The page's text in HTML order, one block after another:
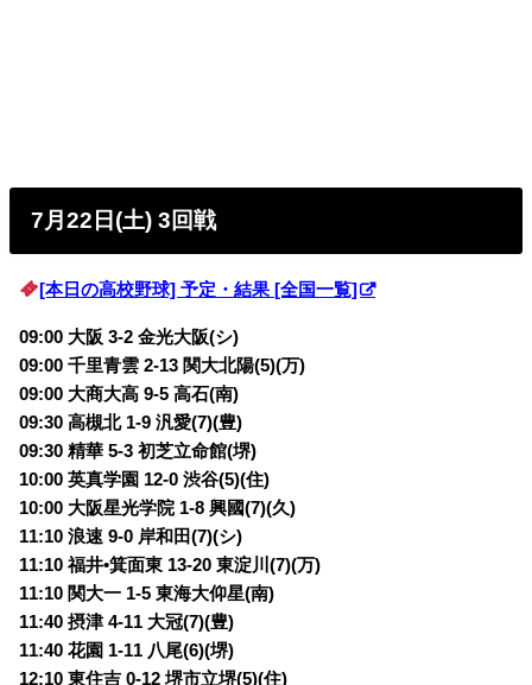
7月22日(土) 3回戦
[本日の高校野球] 予定・結果 [全国一覧]
09:00 大阪 3-2 金光大阪(シ)
09:00 千里青雲 2-13 関大北陽(5)(万)
09:00 大商大高 9-5 高石(南)
09:30 高槻北 1-9 汎愛(7)(豊)
09:30 精華 5-3 初芝立命館(堺)
10:00 英真学園 12-0 渋谷(5)(住)
10:00 大阪星光学院 1-8 興國(7)(久)
11:10 浪速 9-0 岸和田(7)(シ)
11:10 福井•箕面東 13-20 東淀川(7)(万)
11:10 関大一 1-5 東海大仰星(南)
11:40 摂津 4-11 大冠(7)(豊)
11:40 花園 1-11 八尾(6)(堺)
12:10 東住吉 0-12 堺市立堺(5)(住)